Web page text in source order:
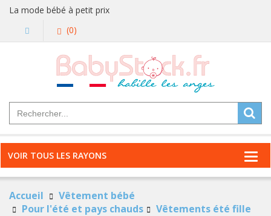
La mode bébé à petit prix
(0)
VOIR TOUS LES RAYONS
Accueil
Vêtement bébé
Pour l'été et pays chauds
Vêtements été fille